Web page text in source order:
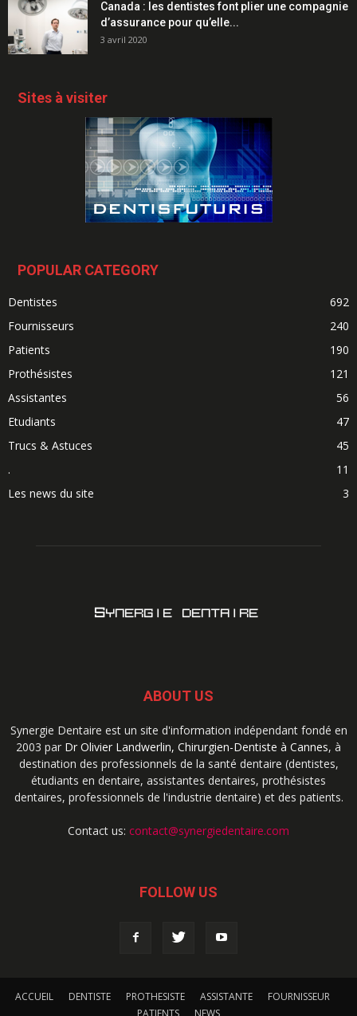
Canada : les dentistes font plier une compagnie
d’assurance pour qu’elle...
3 avril 2020
Sites à visiter
POPULAR CATEGORY
Dentistes
692
Fournisseurs
240
Patients
190
Prothésistes
121
Assistantes
56
Etudiants
47
Trucs & Astuces
45
.
11
Les news du site
3
ABOUT US
Synergie Dentaire est un site d'information indépendant fondé en
2003 par Dr Olivier Landwerlin, Chirurgien-Dentiste à Cannes, à
destination des professionnels de la santé dentaire (dentistes,
étudiants en dentaire, assistantes dentaires, prothésistes
dentaires, professionnels de l'industrie dentaire) et des patients.
Contact us: contact@synergiedentaire.com
FOLLOW US
ACCUEIL DENTISTE PROTHESISTE ASSISTANTE
FOURNISSEUR
PATIENTS
NEWS